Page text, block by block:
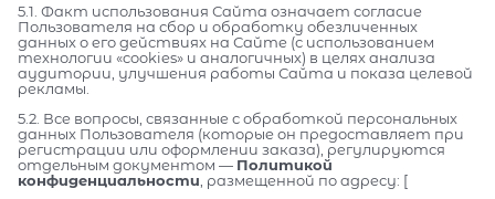
5.1. Факт использования Сайта означает согласие
Пользователя на сбор и обработку обезличенных
данных о его действиях на Сайте (с использованием
технологии «cookies» и аналогичных) в целях анализа
аудитории, улучшения работы Сайта и показа целевой
рекламы.
5.2. Все вопросы, связанные с обработкой персональных
данных Пользователя (которые он предоставляет при
регистрации или оформлении заказа), регулируются
отдельным документом — Политикой
конфиденциальности , размещенной по адресу: [